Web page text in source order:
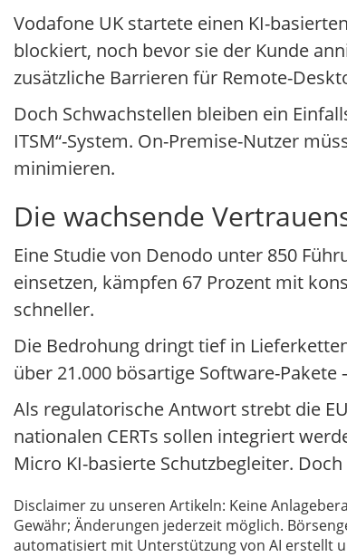
Vodafone UK startete einen KI-
blockiert, noch bevor sie der Kunde
zusätzliche Barrieren für Remote-
Doch Schwachstellen bleiben ein
ITSM“-System. On-Premise-Nutzer
minimieren.
Die wachsende
Eine Studie von Denodo unter 850
einsetzen, kämpfen 67 Prozent mit
schneller.
Die Bedrohung dringt tief in
über 21.000 bösartige Software-
Als regulatorische Antwort strebt die
nationalen CERTs sollen integriert
Micro KI-basierte Schutzbegleiter.
Disclaimer zu unseren Artikeln: Keine
Gewähr; Änderungen jederzeit möglich.
automatisiert mit Unterstützung von AI erstellt